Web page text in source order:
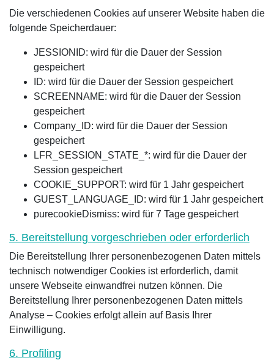
Die verschiedenen Cookies auf unserer Website haben die
folgende Speicherdauer:
JESSIONID: wird für die Dauer der Session
gespeichert
ID: wird für die Dauer der Session gespeichert
SCREENNAME: wird für die Dauer der Session
gespeichert
Company_ID: wird für die Dauer der Session
gespeichert
LFR_SESSION_STATE_*: wird für die Dauer der
Session gespeichert
COOKIE_SUPPORT: wird für 1 Jahr gespeichert
GUEST_LANGUAGE_ID: wird für 1 Jahr gespeichert
purecookieDismiss: wird für 7 Tage gespeichert
5. Bereitstellung vorgeschrieben oder erforderlich
Die Bereitstellung Ihrer personenbezogenen Daten mittels
technisch notwendiger Cookies ist erforderlich, damit
unsere Webseite einwandfrei nutzen können. Die
Bereitstellung Ihrer personenbezogenen Daten mittels
Analyse – Cookies erfolgt allein auf Basis Ihrer
Einwilligung.
6. Profiling